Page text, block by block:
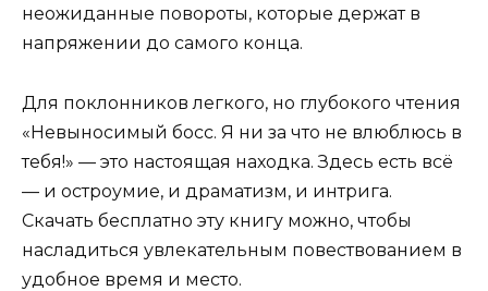
неожиданные повороты, которые держат в
напряжении до самого конца.
Для поклонников легкого, но глубокого чтения
«Невыносимый босс. Я ни за что не влюблюсь в
тебя!» — это настоящая находка. Здесь есть всё
— и остроумие, и драматизм, и интрига.
Скачать бесплатно эту книгу можно, чтобы
насладиться увлекательным повествованием в
удобное время и место.